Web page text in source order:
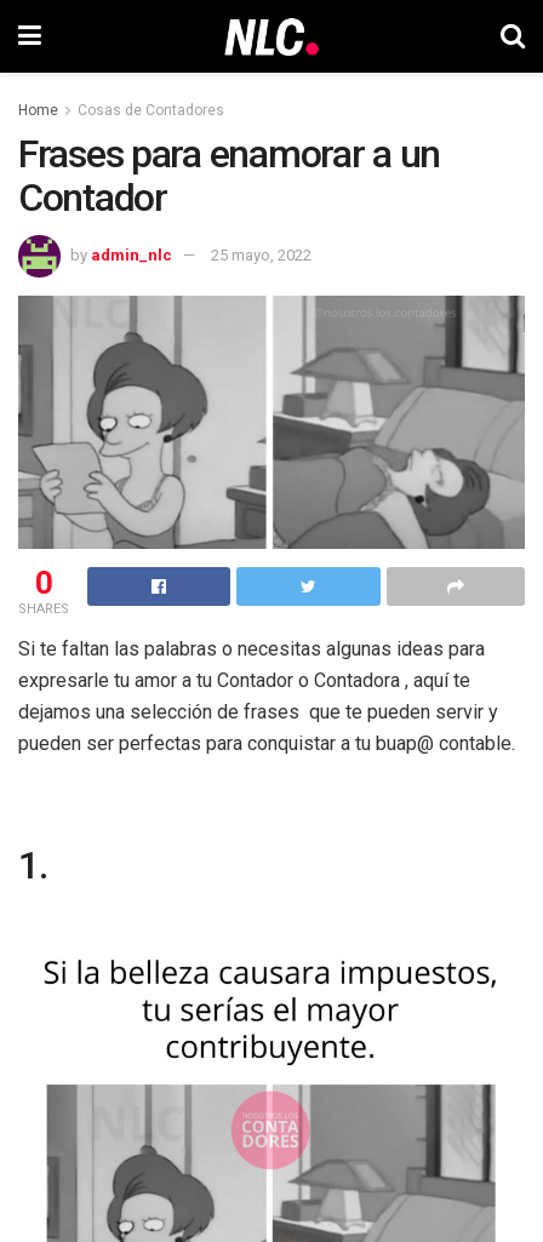
Home Cosas de Contadores
Frases para enamorar a un
Contador
by admin_nlc 25 mayo, 2022
0
SHARES
Si te faltan las palabras o necesitas algunas ideas para
expresarle tu amor a tu Contador o Contadora , aquí te
dejamos una selección de frases que te pueden servir y
pueden ser perfectas para conquistar a tu buap@ contable.
1.